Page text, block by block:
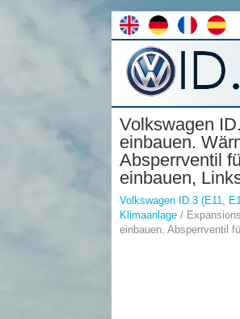
Volkswagen
einbauen.
Absperrventil
einbauen,
Volkswagen ID.3 (E11,
Klimaanlage /
einbauen. Absperrventil